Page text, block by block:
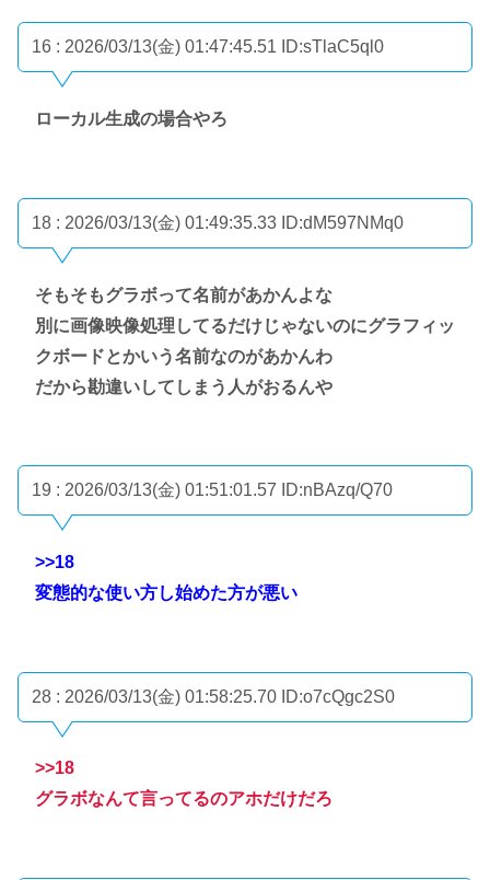
16 : 2026/03/13(金) 01:47:45.51 ID:sTlaC5ql0
ローカル生成の場合やろ
18 : 2026/03/13(金) 01:49:35.33 ID:dM597NMq0
そもそもグラボって名前があかんよな
別に画像映像処理してるだけじゃないのにグラフィッ
クボードとかいう名前なのがあかんわ
だから勘違いしてしまう人がおるんや
19 : 2026/03/13(金) 01:51:01.57 ID:nBAzq/Q70
>>18
変態的な使い方し始めた方が悪い
28 : 2026/03/13(金) 01:58:25.70 ID:o7cQgc2S0
>>18
グラボなんて言ってるのアホだけだろ